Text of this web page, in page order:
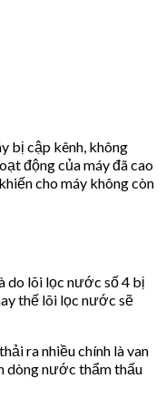
bị cập kênh, không
động của máy đã cao
cho máy không còn
do lõi lọc nước số 4 bị
thế lõi lọc nước sẽ
ra nhiều chính là van
dòng nước thẩm thấu